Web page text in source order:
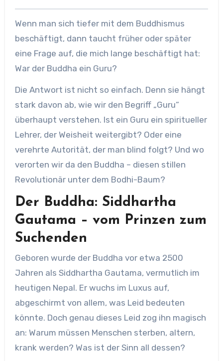
Wenn man sich tiefer mit dem Buddhismus
beschäftigt, dann taucht früher oder später
eine Frage auf, die mich lange beschäftigt hat:
War der Buddha ein Guru?
Die Antwort ist nicht so einfach. Denn sie hängt
stark davon ab, wie wir den Begriff „Guru“
überhaupt verstehen. Ist ein Guru ein spiritueller
Lehrer, der Weisheit weitergibt? Oder eine
verehrte Autorität, der man blind folgt? Und wo
verorten wir da den Buddha – diesen stillen
Revolutionär unter dem Bodhi-Baum?
Der Buddha: Siddhartha
Gautama – vom Prinzen zum
Suchenden
Geboren wurde der Buddha vor etwa 2500
Jahren als Siddhartha Gautama, vermutlich im
heutigen Nepal. Er wuchs im Luxus auf,
abgeschirmt von allem, was Leid bedeuten
könnte. Doch genau dieses Leid zog ihn magisch
an: Warum müssen Menschen sterben, altern,
krank werden? Was ist der Sinn all dessen?